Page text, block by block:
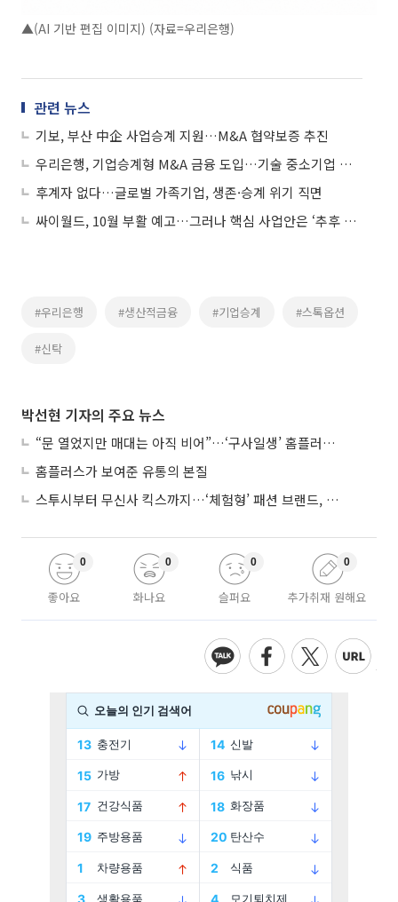
▲(AI 기반 편집 이미지) (자료=우리은행)
관련 뉴스
기보, 부산 中企 사업승계 지원…M&A 협약보증 추진
우리은행, 기업승계형 M&A 금융 도입…기술 중소기업 지원
후계자 없다…글로벌 가족기업, 생존·승계 위기 직면
싸이월드, 10월 부활 예고…그러나 핵심 사업안은 ‘추후 공개’
#우리은행 #생산적금융 #기업승계 #스톡옵션
#신탁
박선현 기자의 주요 뉴스
“문 열었지만 매대는 아직 비어”…‘구사일생’ 홈플러스, 정상화 시험대
홈플러스가 보여준 유통의 본질
스투시부터 무신사 킥스까지…‘체험형’ 패션 브랜드, 잇단 제주행
좋아요
0
화나요
0
슬퍼요
0
추가취재 원해요
0